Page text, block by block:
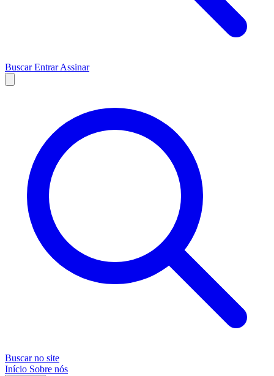
BuscarEntrarAssinar
Buscar no site
Início Sobre nós